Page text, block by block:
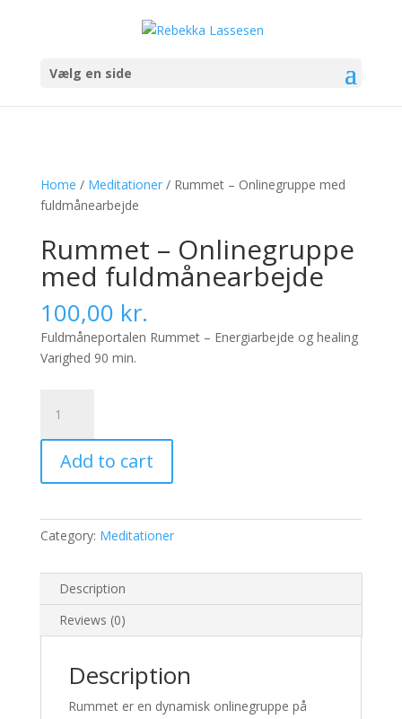
Vælg en side
Home / Meditationer/ Rummet – Onlinegruppe med
fuldmånearbejde
Rummet – Onlinegruppe
med fuldmånearbejde
100,00 kr.
Fuldmåneportalen Rummet – Energiarbejde og healing
Varighed 90 min.
Onlinegruppe
med
fuldmånearbejde
Add to cart
Category: Meditationer
Description
Reviews (0)
Description
Rummet er en dynamisk onlinegruppe på